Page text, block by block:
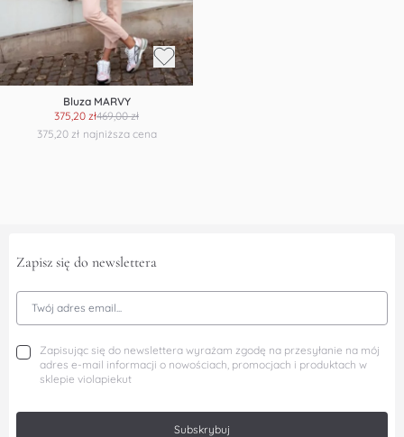
Bluza MARVY
375,20 zł469,00 zł
najniższa cena
375,20 zł
Zapisz się do newslettera
Adres Email
Zapisując się do newslettera wyrażam zgodę na przesyłanie na mój
adres e-mail informacji o nowościach, promocjach i produktach w
sklepie violapiekut
Subskrybuj